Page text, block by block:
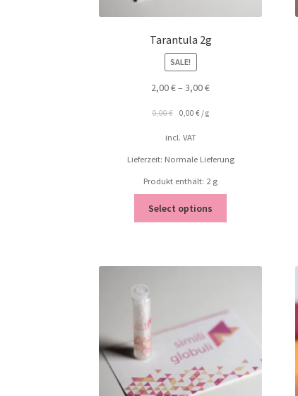
Tarantula 2g
SALE!
2,00€–3,00€
0,00€ 0,00 €/g
incl. VAT
Lieferzeit: Normale Lieferung
Produkt enthält: 2 g
Select options